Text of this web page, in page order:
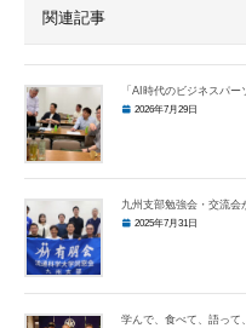
関連記事
「AI時代のビジネスパ
2026年7月29日
九州支部勉強会・交流会
2025年7月31日
学んで、食べて、語って